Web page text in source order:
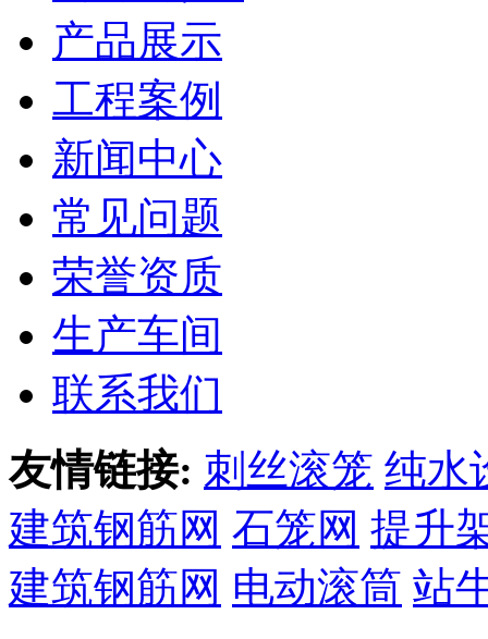
产品展示
工程案例
新闻中心
常见问题
荣誉资质
生产车间
联系我们
友情链接: 刺丝滚笼 纯水
建筑钢筋网 石笼网 提升
建筑钢筋网 电动滚筒 站